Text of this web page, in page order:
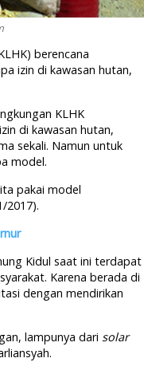
berencana
izin di kawasan hutan,
KLHK
di kawasan hutan,
sekali. Namun untuk
model.
pakai model
2017).
Kidul saat ini terdapat
Karena berada di
dengan mendirikan
lampunya dari solar